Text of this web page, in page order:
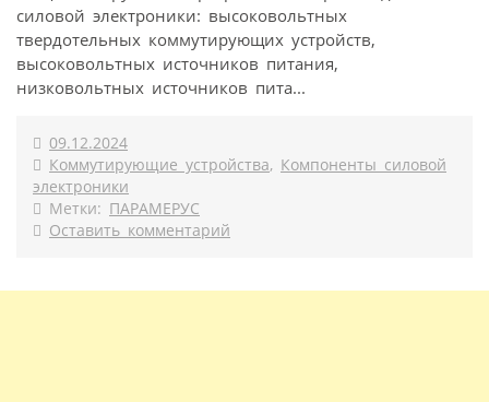
силовой электроники: высоковольтных
твердотельных коммутирующих устройств,
высоковольтных источников питания,
низковольтных источников пита...
09.12.2024
Коммутирующие устройства, Компоненты силовой
электроники
Метки: ПАРАМЕРУС
Оставить комментарий